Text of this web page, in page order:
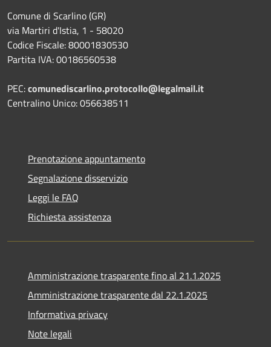
Comune di Scarlino (GR)
via Martiri d'Istia, 1 - 58020
Codice Fiscale: 80001830530
Partita IVA: 00186560538
PEC:comunediscarlino.protocollo@legalmail.it
Centralino Unico: 056638511
Prenotazione appuntamento
Segnalazione disservizio
Leggi le FAQ
Richiesta assistenza
Amministrazione trasparente fino al 21.1.2025
Amministrazione trasparente dal 22.1.2025
Informativa privacy
Note legali